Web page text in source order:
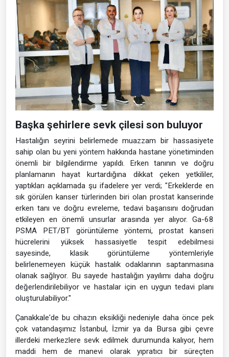
Başka şehirlere sevk çilesi son buluyor
Hastalığın seyrini belirlemede muazzam bir hassasiyete
sahip olan bu yeni yöntem hakkında hastane yönetiminden
önemli bir bilgilendirme yapıldı. Erken tanının ve doğru
planlamanın hayat kurtardığına dikkat çeken yetkililer,
yaptıkları açıklamada şu ifadelere yer verdi; "Erkeklerde en
sık görülen kanser türlerinden biri olan prostat kanserinde
erken tanı ve doğru evreleme, tedavi başarısını doğrudan
etkileyen en önemli unsurlar arasında yer alıyor. Ga-68
PSMA PET/BT görüntüleme yöntemi, prostat kanseri
hücrelerini yüksek hassasiyetle tespit edebilmesi
sayesinde, klasik görüntüleme yöntemleriyle
belirlenemeyen küçük hastalık odaklarının saptanmasına
olanak sağlıyor. Bu sayede hastalığın yayılımı daha doğru
değerlendirilebiliyor ve hastalar için en uygun tedavi planı
oluşturulabiliyor."
Çanakkale'de bu cihazın eksikliği nedeniyle daha önce pek
çok vatandaşımız İstanbul, İzmir ya da Bursa gibi çevre
illerdeki merkezlere sevk edilmek durumunda kalıyor, hem
maddi hem de manevi olarak yıpratıcı bir süreçten